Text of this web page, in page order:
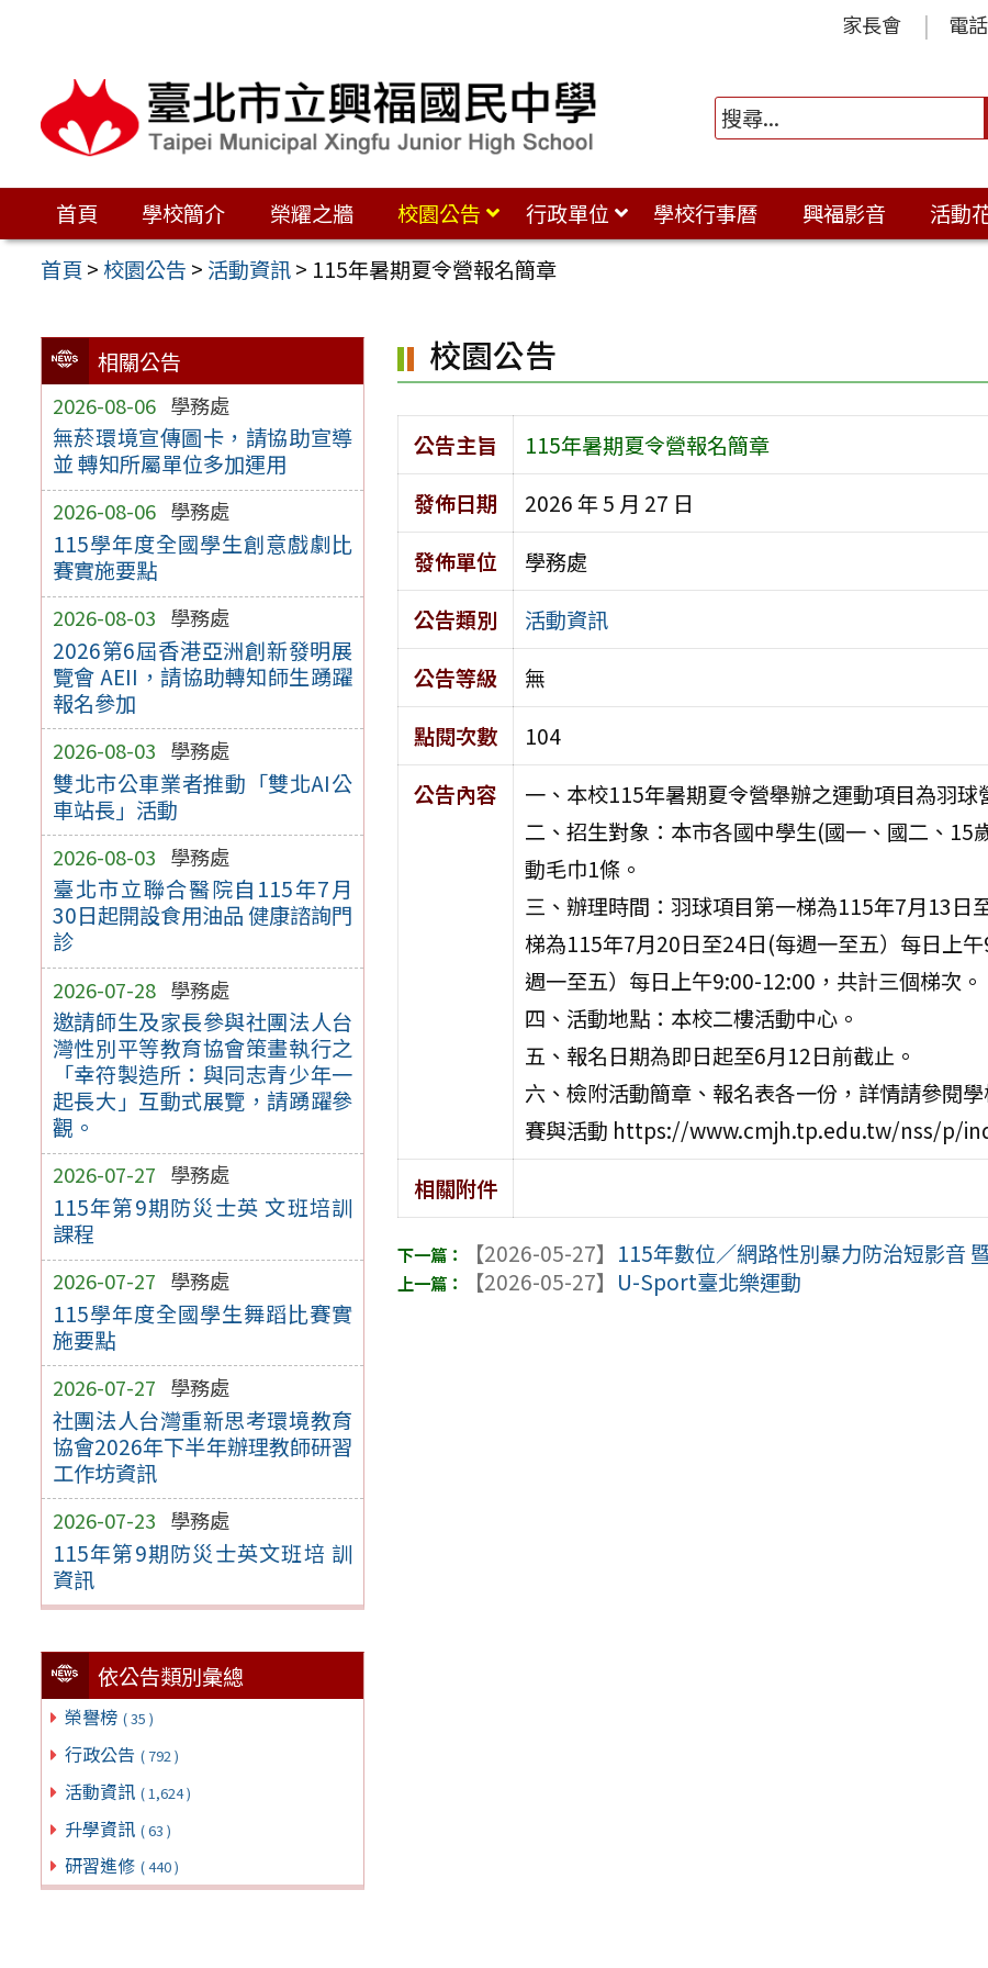
區
家長會 電
首頁 學校簡介 榮耀之牆 校園公告 行政單位 學校行事曆 興福影音
活動
首頁 >校園公告 > 活動資訊> 115年暑期夏令營報名簡章
相關公告
2026-08-06 學務處
無菸環境宣傳圖卡，請協助宣導
並 轉知所屬單位多加運用
2026-08-06 學務處
115學年度全國學生創意戲劇比
賽實施要點
2026-08-03 學務處
2026第6屆香港亞洲創新發明展
覽會 AEII，請協助轉知師生踴躍
報名參加
2026-08-03 學務處
雙北市公車業者推動「雙北AI公
車站長」活動
2026-08-03 學務處
臺北市立聯合醫院自115年7月
30日起開設食用油品 健康諮詢門
診
2026-07-28 學務處
邀請師生及家長參與社團法人台
灣性別平等教育協會策畫執行之
「幸符製造所：與同志青少年一
起長大」互動式展覽，請踴躍參
觀。
2026-07-27 學務處
115年第9期防災士英 文班培訓
課程
2026-07-27 學務處
115學年度全國學生舞蹈比賽實
施要點
2026-07-27 學務處
社團法人台灣重新思考環境教育
協會2026年下半年辦理教師研習
工作坊資訊
2026-07-23 學務處
115年第9期防災士英文班培 訓
資訊
依公告類別彙總
榮譽榜 ( 35 )
行政公告 ( 792 )
活動資訊 ( 1,624 )
升學資訊 ( 63 )
研習進修 ( 440 )
校園公告
公告主旨
115年暑期夏令營報名簡章
發佈日期
2026 年 5 月 27 日
發佈單位
學務處
公告類別
活動資訊
公告等級
無
點閱次數
104
公告內容
一、本校115年暑期夏令營舉辦之運動項目為羽球
二、招生對象：本市各國中學生(國一、國二、
動毛巾1條。
三、辦理時間：羽球項目第一梯為115年7月13
梯為115年7月20日至24日(每週一至五）每日上
週一至五）每日上午9:00-12:00，共計三個梯次。
四、活動地點：本校二樓活動中心。
五、報名日期為即日起至6月12日前截止。
六、檢附活動簡章、報名表各一份，詳情請參閱
賽與活動 https://www.cmjh.tp.edu.tw/nss/p/
相關附件
【2026-05-27】 115年數位∕網路性別暴力防治短影音
【2026-05-27】 U-Sport臺北樂運動